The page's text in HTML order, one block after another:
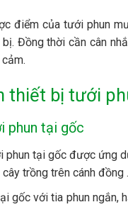
điểm của tưới phun
Đồng thời cần cân
thiết bị tưới
phun tại gốc
phun tại gốc được ứng
cây trồng trên cánh
gốc với tia phun ngắn,